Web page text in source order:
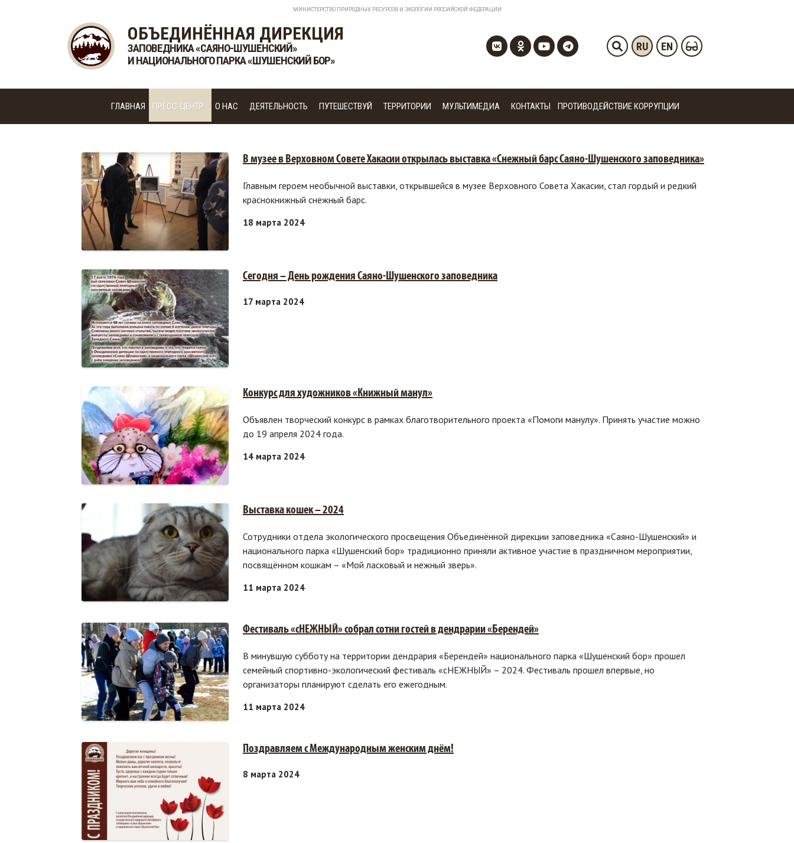
МИНИСТЕРСТВО ПРИРОДНЫХ РЕСУРСОВ И ЭКОЛОГИИ РОССИЙСКОЙ ФЕДЕРАЦИИ
ОБЪЕДИНЁННАЯ ДИРЕКЦИЯ
ЗАПОВЕДНИКА «САЯНО-ШУШЕНСКИЙ»
И НАЦИОНАЛЬНОГО ПАРКА «ШУШЕНСКИЙ БОР»
RU EN
ГЛАВНАЯ ПРЕСС-ЦЕНТР О НАС ДЕЯТЕЛЬНОСТЬ ПУТЕШЕСТВУЙ ТЕРРИТОРИИ МУЛЬТИМЕДИА КОНТАКТЫ ПРОТИВОДЕЙСТВИЕ КОРРУПЦИИ
В музее в Верховном Совете Хакасии открылась выставка «Снежный барс Саяно-Шушенского заповедника»
Главным героем необычной выставки, открывшейся в музее Верховного Совета Хакасии, стал гордый и редкий
краснокнижный снежный барс.
18 марта 2024
Сегодня – День рождения Саяно-Шушенского заповедника
17 марта 2024
Конкурс для художников «Книжный манул»
Объявлен творческий конкурс в рамках благотворительного проекта «Помоги манулу». Принять участие можно
до 19 апреля 2024 года.
14 марта 2024
Выставка кошек – 2024
Сотрудники отдела экологического просвещения Объединённой дирекции заповедника «Саяно-Шушенский» и
национального парка «Шушенский бор» традиционно приняли активное участие в праздничном мероприятии,
посвящённом кошкам – «Мой ласковый и нежный зверь».
11 марта 2024
Фестиваль «сНЕЖНЫЙ» собрал сотни гостей в дендрарии «Берендей»
В минувшую субботу на территории дендрария «Берендей» национального парка «Шушенский бор» прошел
семейный спортивно-экологический фестиваль «сНЕЖНЫЙ» – 2024. Фестиваль прошел впервые, но
организаторы планируют сделать его ежегодным.
11 марта 2024
Поздравляем с Международным женским днём!
8 марта 2024